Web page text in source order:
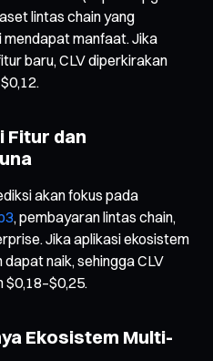
lintas chain yang
manfaat. Jika
baru, CLV diperkirakan
Fitur dan
akan fokus pada
, pembayaran lintas chain,
Jika aplikasi ekosistem
naik, sehingga CLV
Ekosistem Multi-